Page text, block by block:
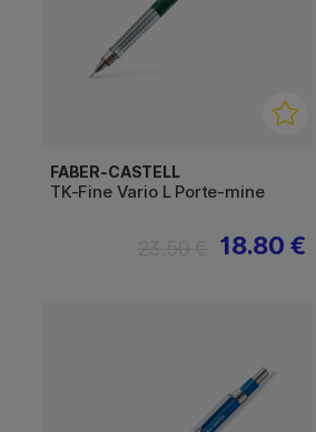
FABER-CASTELL
TK-Fine Vario L Porte-mine
18.80 €